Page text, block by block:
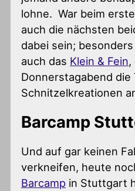
lohne. War beim
auch die nächsten
dabei sein;
auch das Klein & Fein,
Donnerstagabend
Schnitzelkreationen
Barcamp
Und auf gar keinen
verkneifen, heute
Barcamp in Stuttgart